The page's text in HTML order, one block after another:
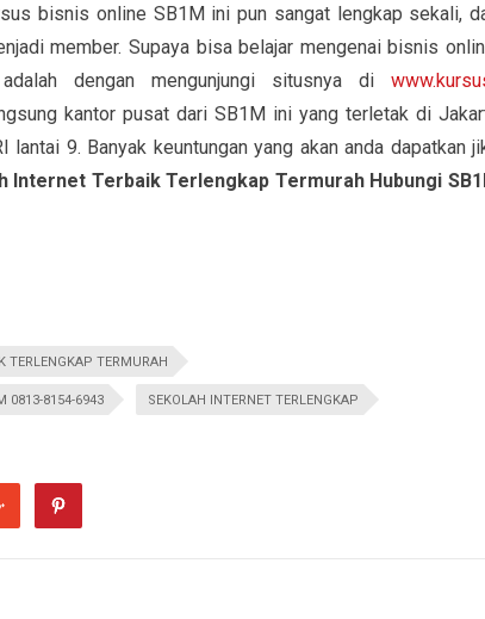
bisnis online SB1M ini pun sangat lengkap sekali,
member. Supaya bisa belajar mengenai bisnis
dengan mengunjungi situsnya di
kantor pusat dari SB1M ini yang terletak di
9. Banyak keuntungan yang akan anda dapatkan
Internet Terbaik Terlengkap Termurah Hubungi
TERLENGKAP TERMURAH
0813-8154-6943 SEKOLAH INTERNET TERLENGKAP